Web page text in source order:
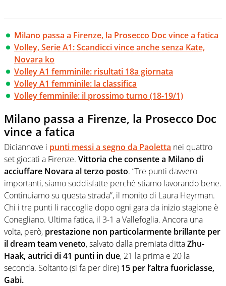
Milano passa a Firenze, la Prosecco Doc vince a fatica
Volley, Serie A1: Scandicci vince anche senza Kate,
Novara ko
Volley A1 femminile: risultati 18a giornata
Volley A1 femminile: la classifica
Volley femminile: il prossimo turno (18-19/1)
Milano passa a Firenze, la Prosecco Doc
vince a fatica
Diciannove i punti messi a segno da Paoletta nei quattro
set giocati a Firenze. Vittoria che consente a Milano di
acciuffare Novara al terzo posto. “Tre punti davvero
importanti, siamo soddisfatte perché stiamo lavorando bene.
Continuiamo su questa strada”, il monito di Laura Heyrman.
Chi i tre punti li raccoglie dopo ogni gara da inizio stagione è
Conegliano. Ultima fatica, il 3-1 a Vallefoglia. Ancora una
volta, però, prestazione non particolarmente brillante per
il dream team veneto, salvato dalla premiata dittaZhu-
Haak, autrici di 41 punti in due, 21 la prima e 20 la
seconda. Soltanto (si fa per dire) 15 per l’altra fuoriclasse,
Gabi.